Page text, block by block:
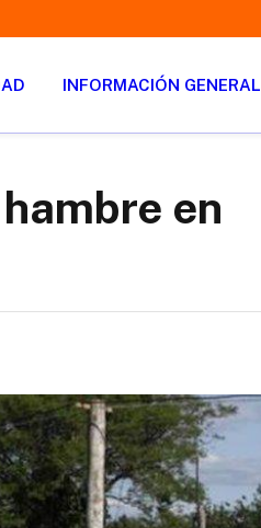
INFORMACIÓN GENERAL
en